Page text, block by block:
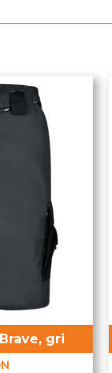
gri